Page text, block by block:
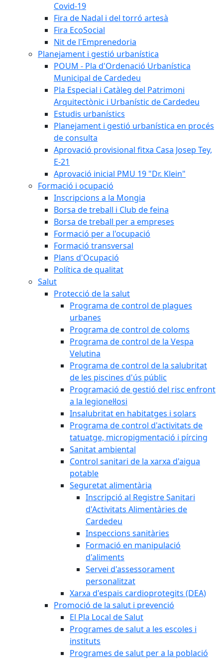
Covid-19
Fira de Nadal i del torró artesà
Fira EcoSocial
Nit de l'Emprenedoria
Planejament i gestió urbanística
POUM - Pla d'Ordenació Urbanística
Municipal de Cardedeu
Pla Especial i Catàleg del Patrimoni
Arquitectònic i Urbanístic de Cardedeu
Estudis urbanístics
Planejament i gestió urbanística en procés
de consulta
Aprovació provisional fitxa Casa Josep Tey,
E-21
Aprovació inicial PMU 19 "Dr. Klein"
Formació i ocupació
Inscripcions a la Mongia
Borsa de treball i Club de feina
Borsa de treball per a empreses
Formació per a l'ocupació
Formació transversal
Plans d'Ocupació
Política de qualitat
Salut
Protecció de la salut
Programa de control de plagues
urbanes
Programa de control de coloms
Programa de control de la Vespa
Velutina
Programa de control de la salubritat
de les piscines d'ús públic
Programació de gestió del risc enfront
a la legionel·losi
Insalubritat en habitatges i solars
Programa de control d'activitats de
tatuatge, micropigmentació i pírcing
Sanitat ambiental
Control sanitari de la xarxa d'aigua
potable
Seguretat alimentària
Inscripció al Registre Sanitari
d'Activitats Alimentàries de
Cardedeu
Inspeccions sanitàries
Formació en manipulació
d'aliments
Servei d'assessorament
personalitzat
Xarxa d'espais cardioprotegits (DEA)
Promoció de la salut i prevenció
El Pla Local de Salut
Programes de salut a les escoles i
instituts
Programes de salut per a la població